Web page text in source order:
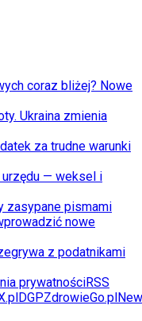
coraz bliżej? Nowe
Ukraina zmienia
za trudne warunki
— weksel i
zasypane pismami
nowe
z podatnikami
prywatnościRSS
DGPZdrowieGo.pl